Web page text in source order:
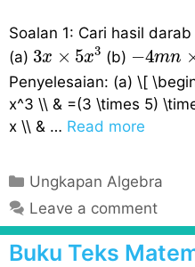
s
Soalan 1: Cari hasil
(a) 3x × 5x3
3 5x 3 (b) −4mn
− 4 m n ×
Penyelesaian: (a) \[
x^3 \\ & =(3 \times 5)
x \\ & … Read more
C
a
t
e
Ungkapan Algebra
Leave a comment
Buku Teks